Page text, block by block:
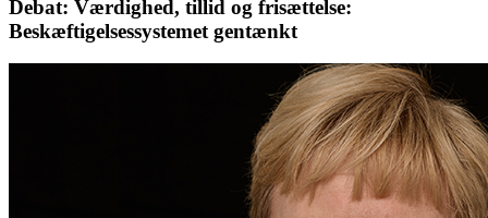
Debat: Værdighed, tillid og frisættelse:
Beskæftigelsessystemet gentænkt